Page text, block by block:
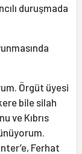
duruşmada
Örgüt üyesi
bile silah
ve Kıbrıs
Ferhat